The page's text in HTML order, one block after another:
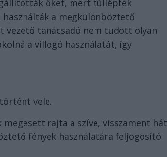
őket, mert túllépték
a megkülönböztető
vezető tanácsadó nem tudott olyan
a villogó használatát, így
vele.
megesett rajta a szíve, visszament hát
fények használatára feljogosító